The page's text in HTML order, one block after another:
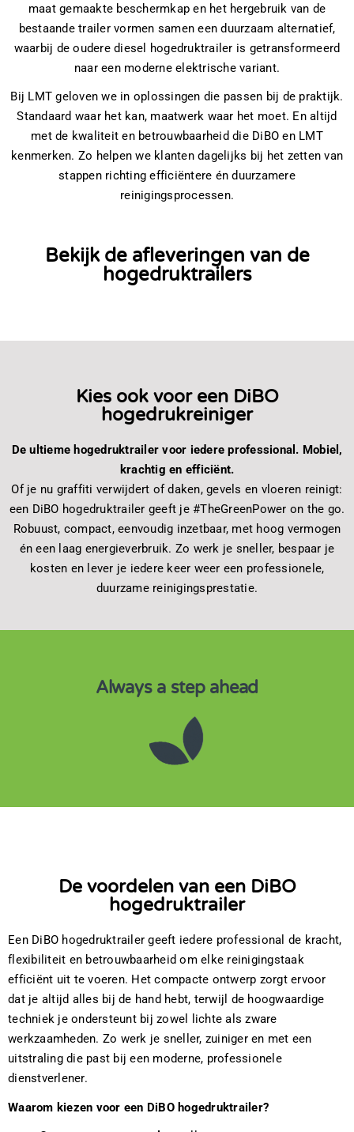
maat gemaakte beschermkap en het hergebruik van de
bestaande trailer vormen samen een duurzaam alternatief,
waarbij de oudere diesel hogedruktrailer is getransformeerd
naar een moderne elektrische variant.
Bij LMT geloven we in oplossingen die passen bij de praktijk.
Standaard waar het kan, maatwerk waar het moet. En altijd
met de kwaliteit en betrouwbaarheid die DiBO en LMT
kenmerken. Zo helpen we klanten dagelijks bij het zetten van
stappen richting efficiëntere én duurzamere
reinigingsprocessen.
Bekijk de afleveringen van de
hogedruktrailers
Kies ook voor een DiBO
hogedrukreiniger
De ultieme hogedruktrailer voor iedere professional. Mobiel,
krachtig en efficiënt.
Of je nu graffiti verwijdert of daken, gevels en vloeren reinigt:
een DiBO hogedruktrailer geeft je #TheGreenPower on the go.
Robuust, compact, eenvoudig inzetbaar, met hoog vermogen
én een laag energieverbruik. Zo werk je sneller, bespaar je
kosten en lever je iedere keer weer een professionele,
duurzame reinigingsprestatie.
Always a step ahead
De voordelen van een DiBO
hogedruktrailer
Een DiBO hogedruktrailer geeft iedere professional de kracht,
flexibiliteit en betrouwbaarheid om elke reinigingstaak
efficiënt uit te voeren. Het compacte ontwerp zorgt ervoor
dat je altijd alles bij de hand hebt, terwijl de hoogwaardige
techniek je ondersteunt bij zowel lichte als zware
werkzaamheden. Zo werk je sneller, zuiniger en met een
uitstraling die past bij een moderne, professionele
dienstverlener.
Waarom kiezen voor een DiBO hogedruktrailer?